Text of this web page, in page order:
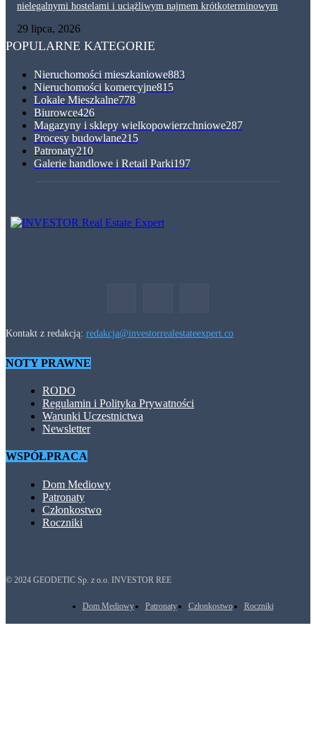
nielegalnymi hostelami i uciążliwym najmem krótkoterminowym
29 lipca, 2026
POPULARNE KATEGORIE
Nieruchomości mieszkaniowe883
Nieruchomości komercyjne815
Lokale Mieszkalne778
Biurowce426
Magazyny i sklepy wielkopowierzchniowe287
Procesy budowlane215
Patronaty210
Galerie handlowe i Retail Parki197
Kontakt z redakcją: redakcja@investorrealestateexpert.co
NOTY PRAWNE
RODO
Regulamin i Polityka Prywatności
Warunki Uczestnictwa
Newsletter
WSPÓŁPRACA
Dom Mediowy
Patronaty
Członkostwo
Roczniki
© 2024 GEODETIC Sp. z o.o. INVESTOR REE
Dom Mediowy Patronaty Członkostwo Roczniki